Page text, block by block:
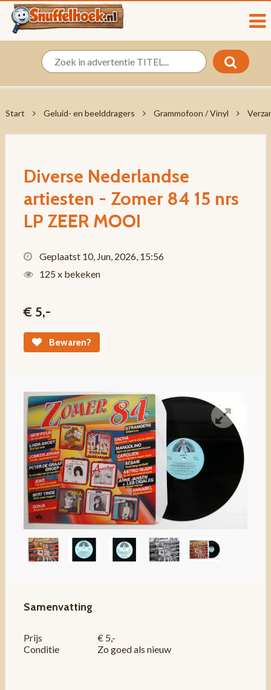
Start Geluid- en beelddragers Grammofoon / Vinyl
Diverse Nederlandse
artiesten - Zomer 84 15 nrs
LP ZEER MOOI
Geplaatst 10, Jun, 2026, 15:56
125 x bekeken
€ 5,-
Bewaren?
Samenvatting
Prijs
€ 5,-
Conditie
Zo goed als nieuw